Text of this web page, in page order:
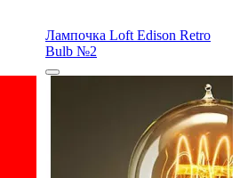
Лампочка Loft Edison Retro
Bulb №2